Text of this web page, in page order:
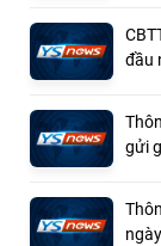
đầu
gửi